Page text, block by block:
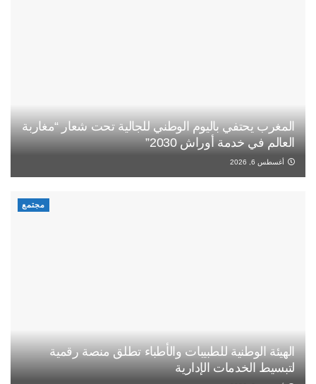
المغرب يحتفي باليوم الوطني للجالية تحت شعار “مغاربة
العالم في خدمة أوراش 2030”
أغسطس 6, 2026
مجتمع
الهيئة الوطنية للطبيبات والأطباء تطلق منصة رقمية
لتبسيط الخدمات الإدارية